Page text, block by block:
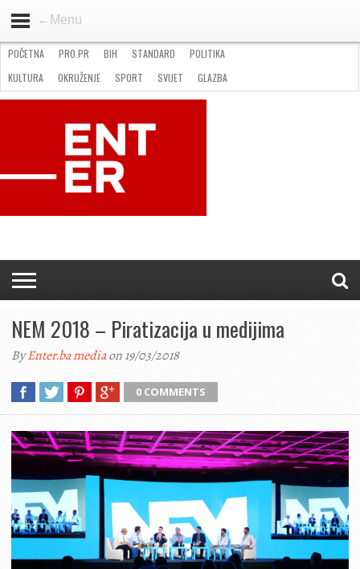
←Menu
STANDARD
GOSPODARSTVO
OKRUŽENJE
POČETNA PRO.PR BIH STANDARD
POLITIKA
KULTURA
OKRUŽENJE SPORT SVIJET
GLAZBA
NATJEČAJI
FILMING LOCATION IN BH KONTAKT
NEM 2018 – Piratizacija u medijima
ByEnter.ba mediaon 19/03/2018
0 COMMENTS